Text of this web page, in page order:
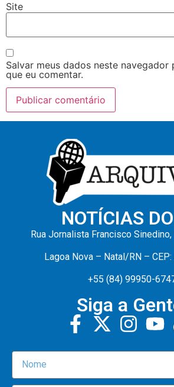
Site
Salvar meus dados neste navegador
que eu comentar.
NOTÍCIAS
Rua Jornalista Francisco
Lagoa Nova – Natal/RN –
+55 (84) 99950-
Siga a